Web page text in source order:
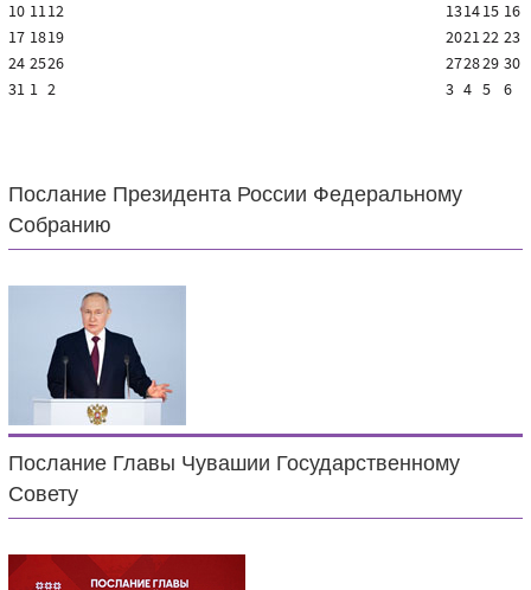
10 1112 131415 16
17 1819 202122 23
24 2526 272829 30
31 1 2 3 4 5 6
Послание Президента России Федеральному
Собранию
Послание Главы Чувашии Государственному
Совету